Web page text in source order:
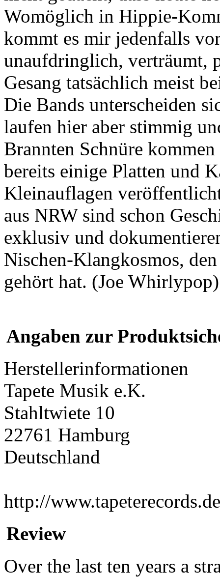
Womöglich in Hippie-
kommt es mir jedenfalls
unaufdringlich, verträumt,
Gesang tatsächlich meist
Die Bands unterscheiden
laufen hier aber stimmig
Brannten Schnüre
bereits einige Platten und
Kleinauflagen
aus NRW sind schon
exklusiv und
Nischen-Klangkosmos,
gehört hat. (Joe Whirlypop)
Angaben zur
Herstellerinformationen
Tapete Musik e.K.
Stahltwiete 10
22761 Hamburg
Deutschland
http://
Review
Over the last ten years a